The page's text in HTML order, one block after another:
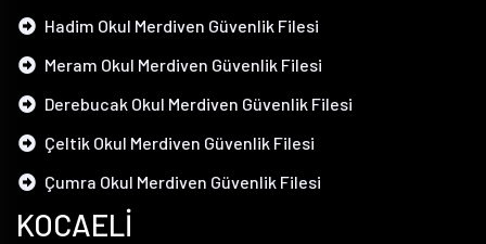
Hadim Okul Merdiven Güvenlik Filesi
Meram Okul Merdiven Güvenlik Filesi
Derebucak Okul Merdiven Güvenlik Filesi
Çeltik Okul Merdiven Güvenlik Filesi
Çumra Okul Merdiven Güvenlik Filesi
KOCAELİ